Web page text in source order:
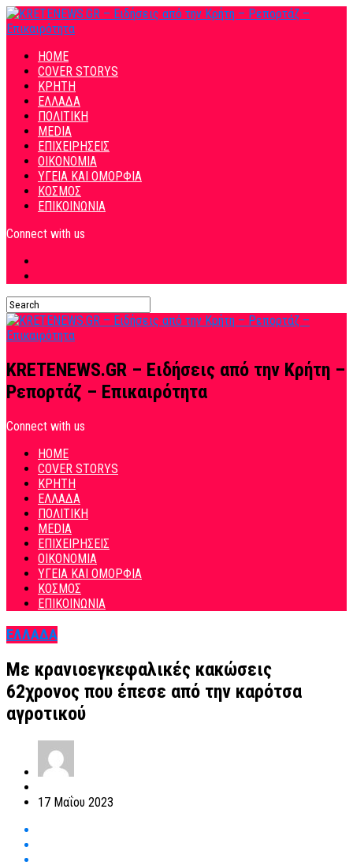
HOME
COVER STORYS
ΚΡΗΤΗ
ΕΛΛΑΔΑ
ΠΟΛΙΤΙΚΗ
MEDIA
ΕΠΙΧΕΙΡΗΣΕΙΣ
ΟΙΚΟΝΟΜΙΑ
ΥΓΕΙΑ ΚΑΙ ΟΜΟΡΦΙΑ
ΚΟΣΜΟΣ
ΕΠΙΚΟΙΝΩΝΙΑ
Connect with us
KRETENEWS.GR – Ειδήσεις από την Κρήτη –
Ρεπορτάζ – Επικαιρότητα
Connect with us
HOME
COVER STORYS
ΚΡΗΤΗ
ΕΛΛΑΔΑ
ΠΟΛΙΤΙΚΗ
MEDIA
ΕΠΙΧΕΙΡΗΣΕΙΣ
ΟΙΚΟΝΟΜΙΑ
ΥΓΕΙΑ ΚΑΙ ΟΜΟΡΦΙΑ
ΚΟΣΜΟΣ
ΕΠΙΚΟΙΝΩΝΙΑ
ΕΛΛΑΔΑ
Με κρανιοεγκεφαλικές κακώσεις
62χρονος που έπεσε από την καρότσα
αγροτικού
17 Μαΐου 2023